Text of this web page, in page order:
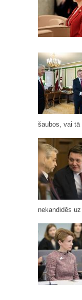
šaubos, vai tā
nekandidēs